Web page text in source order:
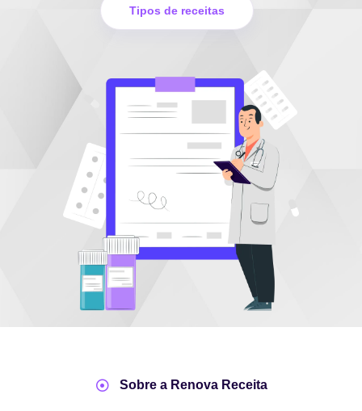
Tipos de receitas
Sobre a Renova Receita